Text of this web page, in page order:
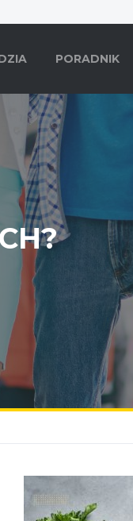
PORADNIK